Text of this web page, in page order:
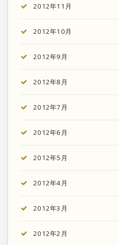
2012年11月
2012年10月
2012年9月
2012年8月
2012年7月
2012年6月
2012年5月
2012年4月
2012年3月
2012年2月